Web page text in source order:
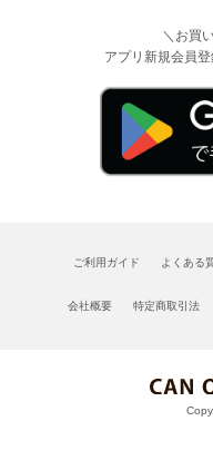
＼お買
アプリ新規会員
ご利用ガイド よくある
会社概要 特定商取引法